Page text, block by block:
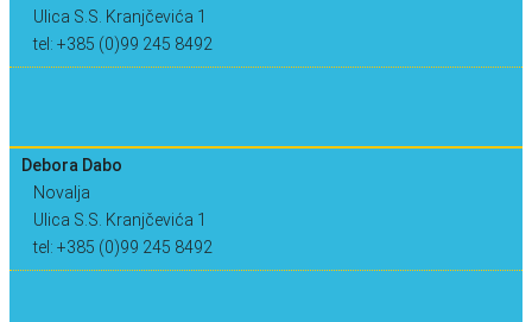
Ulica S.S. Kranjčevića 1
tel: +385 (0)99 245 8492
Debora Dabo
Novalja
Ulica S.S. Kranjčevića 1
tel: +385 (0)99 245 8492